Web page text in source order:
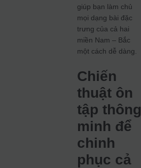
giúp bạn làm chủ
mọi dạng bài đặc
trưng của cả hai
miền Nam – Bắc
một cách dễ dàng.
Chiến
thuật ôn
tập thông
minh để
chinh
phục cả